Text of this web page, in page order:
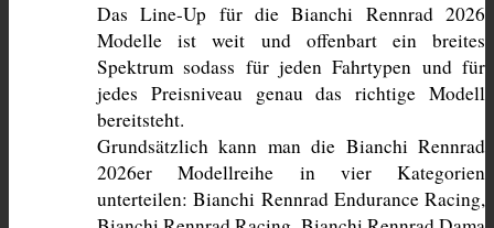
Das Line-Up für die Bianchi Rennrad 2026
Modelle ist weit und offenbart ein breites
Spektrum sodass für jeden Fahrtypen und für
jedes Preisniveau genau das richtige Modell
bereitsteht.
Grundsätzlich kann man die Bianchi Rennrad
2026er Modellreihe in vier Kategorien
unterteilen: Bianchi Rennrad Endurance Racing,